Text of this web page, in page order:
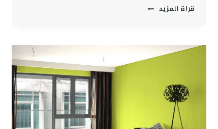
قراة المزيد دهان
خدمة
دهان
أبواب